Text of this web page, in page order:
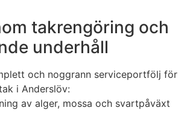
takrengöring och
underhåll
och noggrann serviceportfölj för
i Anderslöv:
av alger, mossa och svartpåväxt